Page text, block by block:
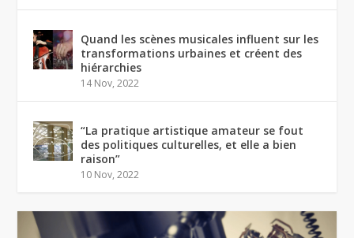
Quand les scènes musicales influent sur les
transformations urbaines et créent des
hiérarchies
14 Nov, 2022
“La pratique artistique amateur se fout
des politiques culturelles, et elle a bien
raison”
10 Nov, 2022